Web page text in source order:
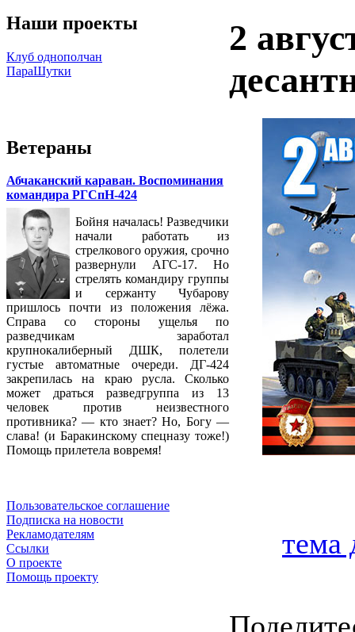
Наши проекты
Клуб однополчан
ПараШутки
Ветераны
Абчаканский караван. Воспоминания
командира РГСпН-424
Бойня началась! Разведчики
начали работать из
стрелкового оружия, срочно
развернули АГС-17. Но
стрелять командиру группы
и сержанту Чубарову
пришлось почти из положения лёжа.
Справа со стороны ущелья по
разведчикам заработал
крупнокалиберный ДШК, полетели
густые автоматные очереди. ДГ-424
закрепилась на краю русла. Сколько
может драться разведгруппа из 13
человек против неизвестного
противника? — кто знает? Но, Богу —
слава! (и Баракинскому спецназу тоже!)
Помощь прилетела вовремя!
Пользовательское соглашение
Подписка на новости
Рекламодателям
Ссылки
О проекте
Помощь проекту
2
тема